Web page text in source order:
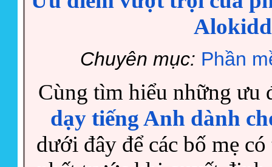
Chuyên mục: Phần
Cùng tìm hiểu những
dạy tiếng Anh dành
dưới đây để các bố mẹ